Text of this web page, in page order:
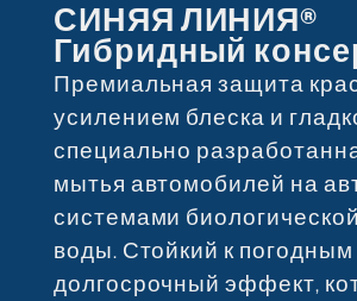
СИНЯЯ ЛИНИЯ®
Гибридный
Премиальная защита
усилением блеска и
специально
мытья автомобилей на
системами
воды. Стойкий к
долгосрочный эффект,